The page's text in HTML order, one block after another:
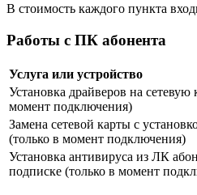
В стоимость каждого пункта
Работы с ПК абонента
Услуга или устройство
Установка драйверов на сетевую
момент подключения)
Замена сетевой карты с
(только в момент подключения)
Установка антивируса из ЛК
подписке (только в момент